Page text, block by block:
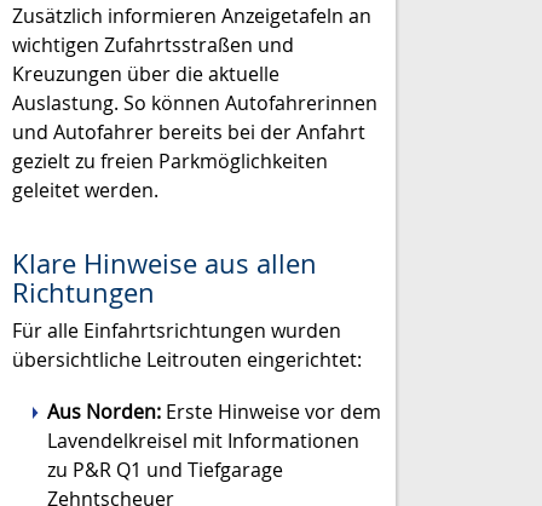
Zusätzlich informieren Anzeigetafeln an
wichtigen Zufahrtsstraßen und
Kreuzungen über die aktuelle
Auslastung. So können Autofahrerinnen
und Autofahrer bereits bei der Anfahrt
gezielt zu freien Parkmöglichkeiten
geleitet werden.
Klare Hinweise aus allen
Richtungen
Für alle Einfahrtsrichtungen wurden
übersichtliche Leitrouten eingerichtet:
Aus Norden:Erste Hinweise vor dem
Lavendelkreisel mit Informationen
zu P&R Q1 und Tiefgarage
Zehntscheuer